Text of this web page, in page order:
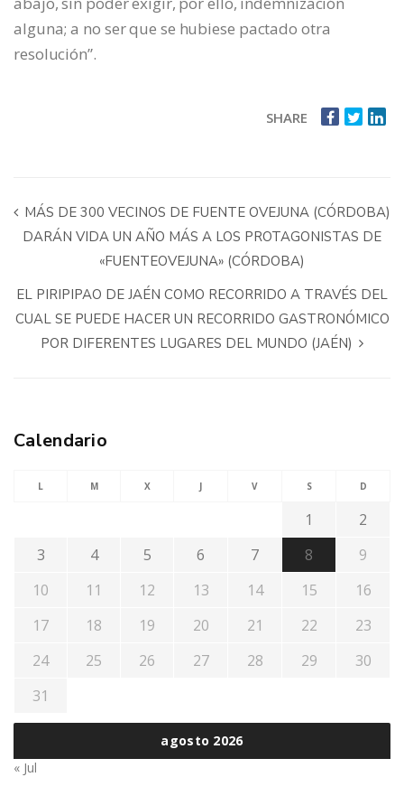
alguna; a no ser que se hubiese pactado otra
resolución”.
SHARE
MÁS DE 300 VECINOS DE FUENTE OVEJUNA (CÓRDOBA)
DARÁN VIDA UN AÑO MÁS A LOS PROTAGONISTAS DE
«FUENTEOVEJUNA» (CÓRDOBA)
EL PIRIPIPAO DE JAÉN COMO RECORRIDO A TRAVÉS DEL
CUAL SE PUEDE HACER UN RECORRIDO GASTRONÓMICO
POR DIFERENTES LUGARES DEL MUNDO (JAÉN)
Calendario
agosto 2026
L M X J V S D
1
2
3
4 5 6 7 8
9
10
11 12 13 14 15
16
17
18 19 20 21 22
23
24
25 26 27 28 29
30
31
« Jul